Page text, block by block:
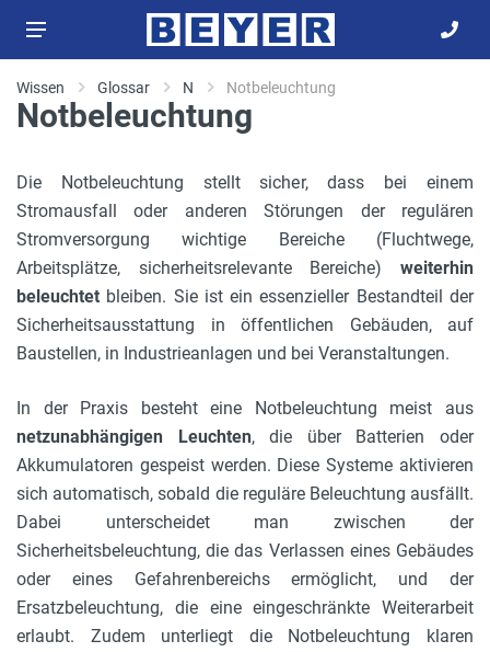
Wissen Glossar N Notbeleuchtung
Notbeleuchtung
Die Notbeleuchtung stellt sicher, dass bei einem
Stromausfall oder anderen Störungen der regulären
Stromversorgung wichtige Bereiche (Fluchtwege,
Arbeitsplätze, sicherheitsrelevante Bereiche) weiterhin
beleuchtet bleiben. Sie ist ein essenzieller Bestandteil der
Sicherheitsausstattung in öffentlichen Gebäuden, auf
Baustellen, in Industrieanlagen und bei Veranstaltungen.
In der Praxis besteht eine Notbeleuchtung meist aus
netzunabhängigen Leuchten, die über Batterien oder
Akkumulatoren gespeist werden. Diese Systeme aktivieren
sich automatisch, sobald die reguläre Beleuchtung ausfällt.
Dabei unterscheidet man zwischen der
Sicherheitsbeleuchtung, die das Verlassen eines Gebäudes
oder eines Gefahrenbereichs ermöglicht, und der
Ersatzbeleuchtung, die eine eingeschränkte Weiterarbeit
erlaubt. Zudem unterliegt die Notbeleuchtung klaren